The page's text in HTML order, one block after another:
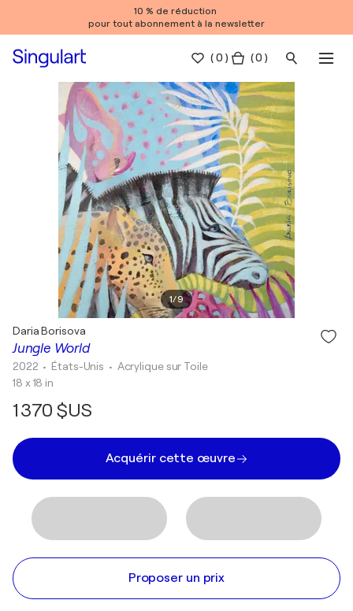
10 % de réduction
pour tout abonnement à la newsletter
(0 ) ( 0 )
1/9
Jungle World
Daria Borisova
2022 • États-Unis • Acrylique sur Toile
18 x 18 in
1 370 $US
Acquérir cette œuvre
Proposer un prix